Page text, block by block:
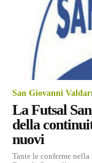
San Giovanni
La Futsal
della
nuovi
Tante le conferme